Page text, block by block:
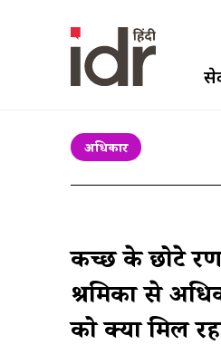
अधिकार
कच्छ के छोटे
श्रमिकों से
को क्यों मिल